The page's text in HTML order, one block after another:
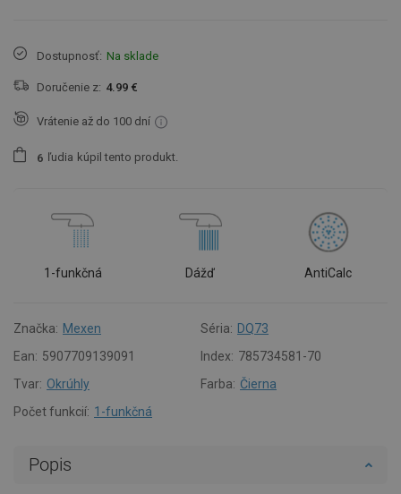
Dostupnosť: Na sklade
Doručenie z: 4.99 €
Vrátenie až do 100 dní
6 ľudia kúpil tento produkt.
1-funkčná Dážď AntiCalc
Značka: Mexen Séria: DQ73
Ean: 5907709139091 Index: 785734581-70
Tvar: Okrúhly Farba: Čierna
Počet funkcií: 1-funkčná
Popis